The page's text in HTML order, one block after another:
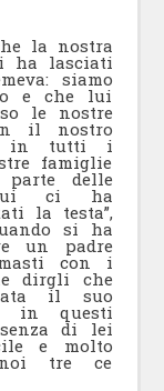
la nostra
ha lasciati
siamo
e che lui
le nostre
il nostro
in tutti i
famiglie
delle
lui ci ha
la testa”,
si ha
un padre
con i
dirgli che
il suo
in questi
di lei
e molto
noi tre ce